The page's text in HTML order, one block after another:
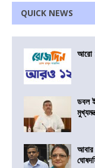
QUICK NEWS
আরো
ডবল
আবার